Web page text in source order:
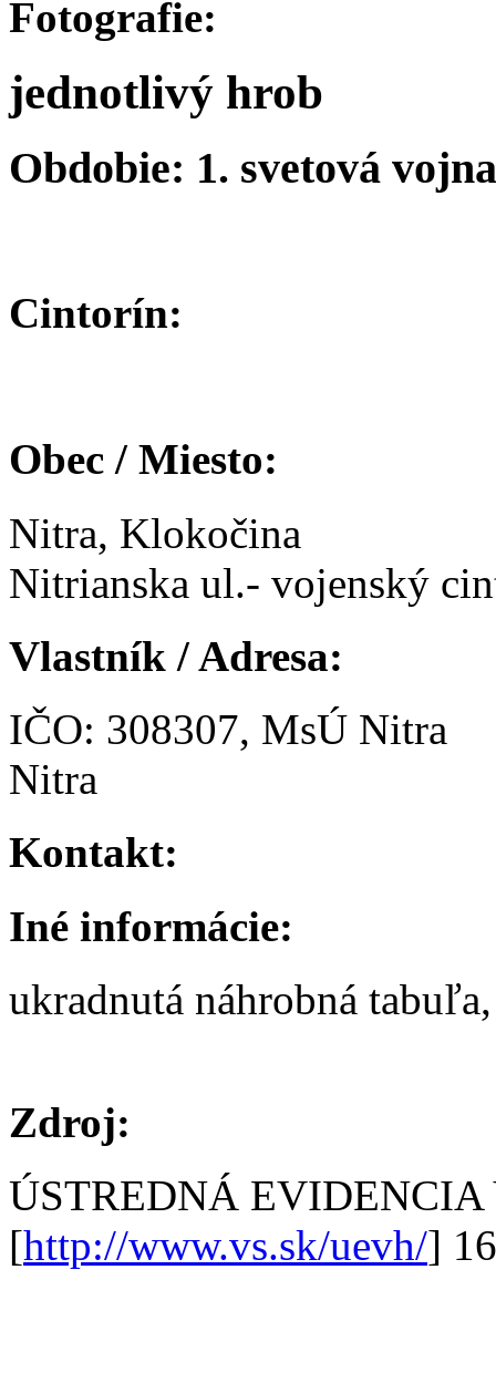
Fotografie:
jednotlivý hrob
Obdobie: 1. svetová vojna
Cintorín:
Obec / Miesto:
Nitra, Klokočina
Nitrianska ul.- vojenský
Vlastník / Adresa:
IČO: 308307, MsÚ Nitra
Nitra
Kontakt:
Iné informácie:
ukradnutá náhrobná
Zdroj:
ÚSTREDNÁ
[http://www.vs.sk/uevh/]